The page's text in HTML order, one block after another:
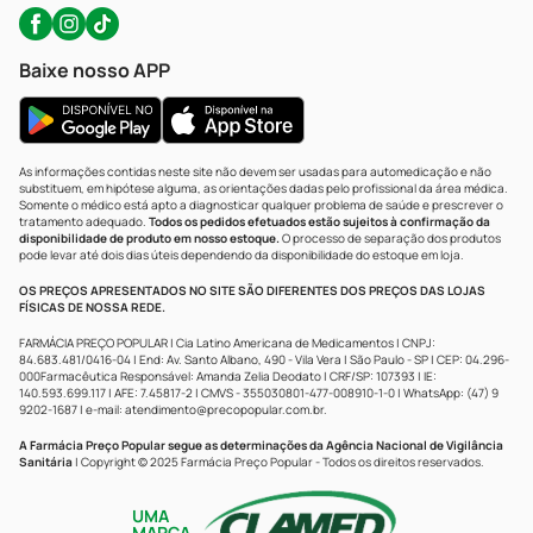
Baixe nosso APP
As informações contidas neste site não devem ser usadas para automedicação e não
substituem, em hipótese alguma, as orientações dadas pelo profissional da área médica.
Somente o médico está apto a diagnosticar qualquer problema de saúde e prescrever o
tratamento adequado. Todos os pedidos efetuados estão sujeitos à confirmação da
disponibilidade de produto em nosso estoque.O processo de separação dos produtos
pode levar até dois dias úteis dependendo da disponibilidade do estoque em loja.
OS PREÇOS APRESENTADOS NO SITE SÃO DIFERENTES DOS PREÇOS DAS LOJAS
FÍSICAS DE NOSSA REDE.
FARMÁCIA PREÇO POPULAR | Cia Latino Americana de Medicamentos | CNPJ:
84.683.481/0416-04 | End: Av. Santo Albano, 490 - Vila Vera | São Paulo - SP | CEP: 04.296-
000Farmacêutica Responsável: Amanda Zelia Deodato | CRF/SP: 107393 | IE:
140.593.699.117 | AFE: 7.45817-2 | CMVS - 355030801-477-008910-1-0 | WhatsApp: (47) 9
9202-1687 | e-mail: atendimento@precopopular.com.br.
A Farmácia Preço Popular segue as determinações da Agência Nacional de Vigilância
Sanitária | Copyright © 2025 Farmácia Preço Popular - Todos os direitos reservados.
UMA